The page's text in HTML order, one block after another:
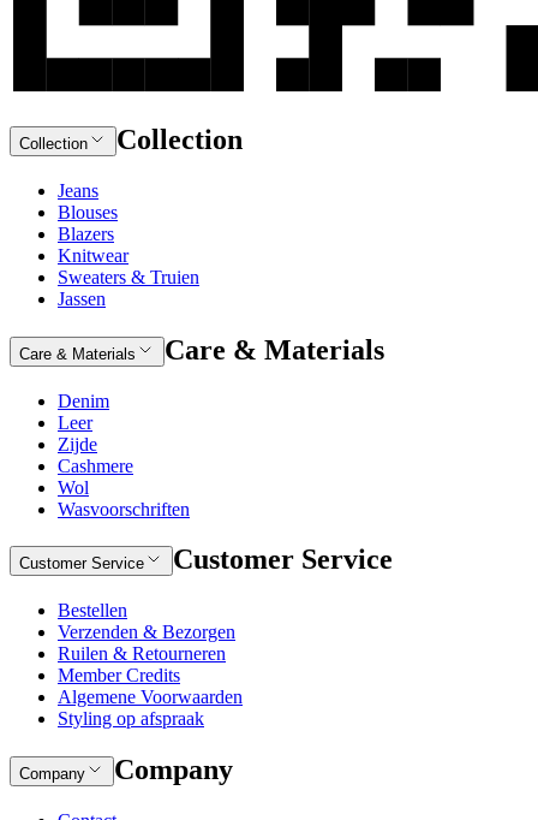
Collection Collection
Jeans
Blouses
Blazers
Knitwear
Sweaters & Truien
Jassen
Care & Materials Care & Materials
Denim
Leer
Zijde
Cashmere
Wol
Wasvoorschriften
Customer Service Customer Service
Bestellen
Verzenden & Bezorgen
Ruilen & Retourneren
Member Credits
Algemene Voorwaarden
Styling op afspraak
Company Company